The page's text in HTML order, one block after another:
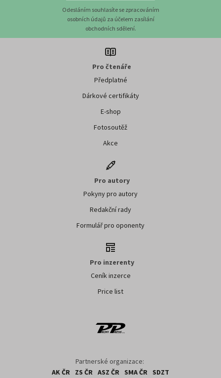
Odesláním souhlasíte se zpracováním
osobních údajů za účelem zasílání
obchodních sdělení.
Pro čtenáře
Předplatné
Dárkové certifikáty
E-shop
Fotosoutěž
Akce
Pro autory
Pokyny pro autory
Redakční rady
Formulář pro oponenty
Pro inzerenty
Ceník inzerce
Price list
Partnerské organizace:
AK ČR
ZS ČR ASZ ČR SMA ČR SDZT